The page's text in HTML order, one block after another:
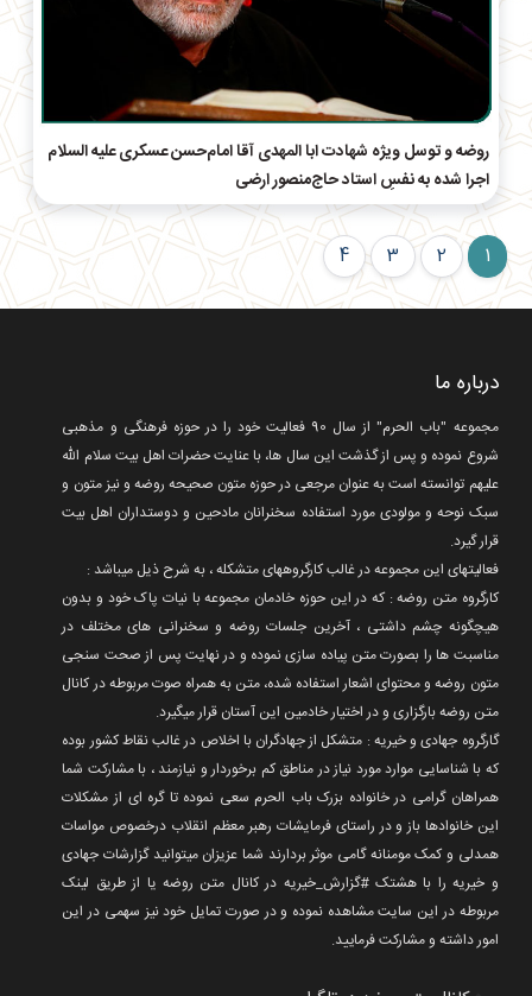
روضه و توسل ویژه شهادت ابا المهدی آقا امام‌حسن عسکری علیه السلام
اجرا شده به نفسِ استاد حاج‌منصور ارضی
1
2
3
4
درباره ما
مجموعه "باب الحرم" از سال 90 فعالیت خود را در حوزه فرهنگی و مذهبی
شروع نموده و پس از گذشت این سال ها، با عنایت حضرات اهل بیت سلام الله
علیهم توانسته است به عنوان مرجعی در حوزه متون صحیحه روضه و نیز متون و
سبک نوحه و مولودی مورد استفاده سخنرانان مادحین و دوستداران اهل بیت
قرار گیرد.
فعالیتهای این مجموعه در غالب کارگروههای متشکله ، به شرح ذیل میباشد :
کارگروه متن روضه : که در این حوزه خادمان مجموعه با نیات پاک خود و بدون
هیچگونه چشم داشتی ، آخرین جلسات روضه و سخنرانی های مختلف در
مناسبت ها را بصورت متن پیاده سازی نموده و در نهایت پس از صحت سنجی
متون روضه و محتوای اشعار استفاده شده، متن به همراه صوت مربوطه در کانال
متن روضه بارگزاری و در اختیار خادمین این آستان قرار میگیرد.
گارگروه جهادی و خیریه : متشکل از جهادگران با اخلاص در غالب نقاط کشور بوده
که با شناسایی موارد مورد نیاز در مناطق کم برخوردار و نیازمند ، با مشارکت شما
همراهان گرامی در خانواده بزرک باب الحرم سعی نموده تا گره ای از مشکلات
این خانوادها باز و در راستای فرمایشات رهبر معظم انقلاب درخصوص مواسات
همدلی و کمک مومنانه گامی موثر بردارند شما عزیزان میتوانید گزارشات جهادی
و خیریه را با هشتک #گزارش_خیریه در کانال متن روضه یا از طریق لینک
مربوطه در این سایت مشاهده نموده و در صورت تمایل خود نیز سهمی در این
امور داشته و مشارکت فرمایید.